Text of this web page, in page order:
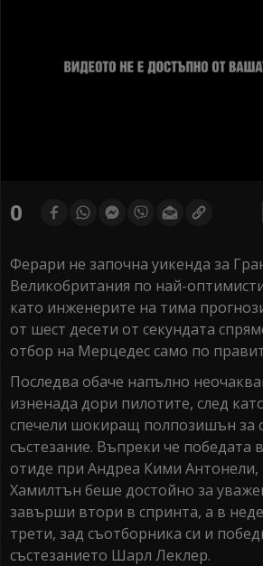
of0
Ферари не започна уикенда за
Великобритания по най-
като инженерите на тима
от шест десети от секундата
отбор на Мерцедес само по
Последва обаче напълно
изненада дори пилотите, след
спечели шокиращ полпозишън за
състезание. Въпреки че победата
отиде при Андреа Кими Антонели,
Хамилтън беше достойно за
завърши втори в спринта, а в
трети, зад съотборника си и
състезанието Шарл Леклер.